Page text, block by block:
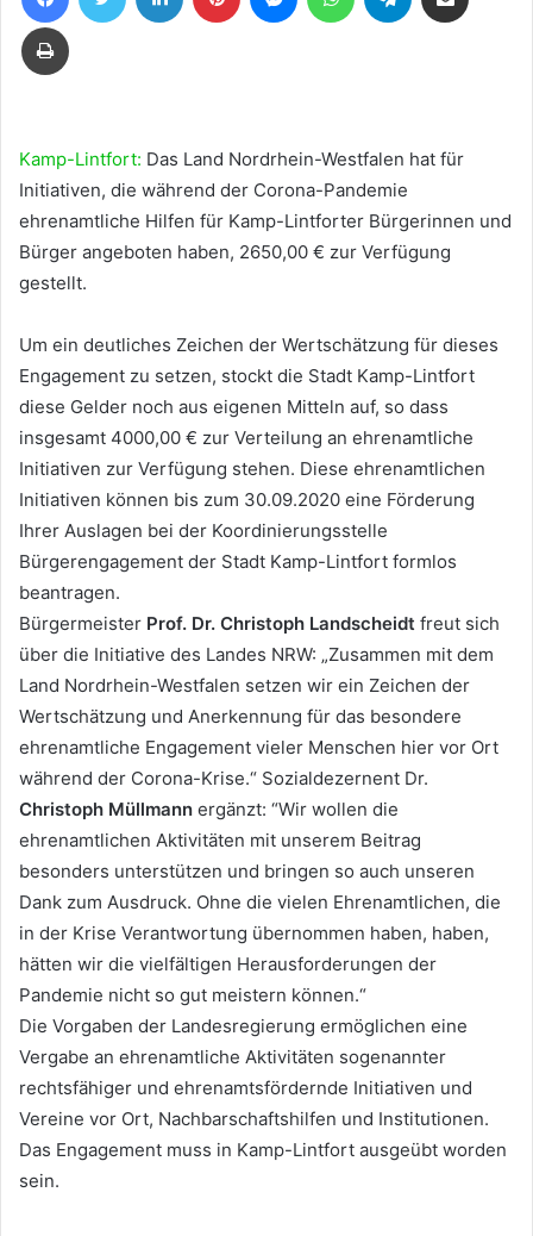
E-
Drucken
Kamp-Lintfort: Das Land Nordrhein-Westfalen hat für
Initiativen, die während der Corona-Pandemie
ehrenamtliche Hilfen für Kamp-Lintforter Bürgerinnen und
Bürger angeboten haben, 2650,00 € zur Verfügung
gestellt.
Um ein deutliches Zeichen der Wertschätzung für dieses
Engagement zu setzen, stockt die Stadt Kamp-Lintfort
diese Gelder noch aus eigenen Mitteln auf, so dass
insgesamt 4000,00 € zur Verteilung an ehrenamtliche
Initiativen zur Verfügung stehen. Diese ehrenamtlichen
Initiativen können bis zum 30.09.2020 eine Förderung
Ihrer Auslagen bei der Koordinierungsstelle
Bürgerengagement der Stadt Kamp-Lintfort formlos
beantragen.
Bürgermeister Prof. Dr. Christoph Landscheidt freut sich
über die Initiative des Landes NRW: „Zusammen mit dem
Land Nordrhein-Westfalen setzen wir ein Zeichen der
Wertschätzung und Anerkennung für das besondere
ehrenamtliche Engagement vieler Menschen hier vor Ort
während der Corona-Krise.“ Sozialdezernent Dr.
Christoph Müllmann ergänzt: “Wir wollen die
ehrenamtlichen Aktivitäten mit unserem Beitrag
besonders unterstützen und bringen so auch unseren
Dank zum Ausdruck. Ohne die vielen Ehrenamtlichen, die
in der Krise Verantwortung übernommen haben, haben,
hätten wir die vielfältigen Herausforderungen der
Pandemie nicht so gut meistern können.“
Die Vorgaben der Landesregierung ermöglichen eine
Vergabe an ehrenamtliche Aktivitäten sogenannter
rechtsfähiger und ehrenamtsfördernde Initiativen und
Vereine vor Ort, Nachbarschaftshilfen und Institutionen.
Das Engagement muss in Kamp-Lintfort ausgeübt worden
sein.